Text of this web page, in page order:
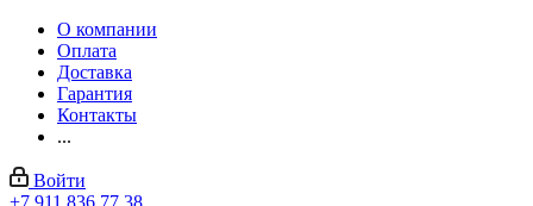
О компании
Оплата
Доставка
Гарантия
Контакты
...
Войти
+7 911 836 77 38